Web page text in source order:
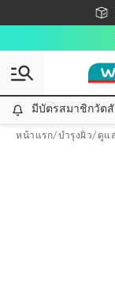
ชอป
มีบัตรสมาชิกวัต
หน้าแรก/บำรุงผิว/ ดูแ